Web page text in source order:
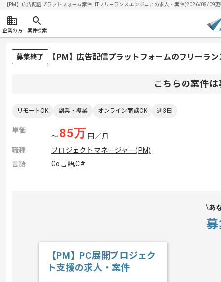
【PM】広告配信プラットフォーム案件| ITフリーランスエンジニアの求人・案件(2026/08/09
企業の方 案件検索
募集終了 【PM】広告配信プラットフォームのフリーラ
こちらの案件
リモートOK 副業・複業 オンライン商談OK 週3日
単価
〜85万 円／月
職種
プロジェクトマネージャー(PM)
言語
Go言語,C#
あ
【PM】PC展開プロジェク
ト支援の求人・案件